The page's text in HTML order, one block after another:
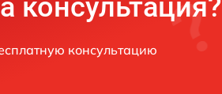
консультация?
консультацию